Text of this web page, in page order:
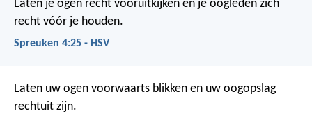
Laten je ogen recht vooruitkijken en je oogleden zich
recht vóór je houden.
Spreuken 4:25 - HSV
Laten uw ogen voorwaarts blikken en uw oogopslag
rechtuit zijn.